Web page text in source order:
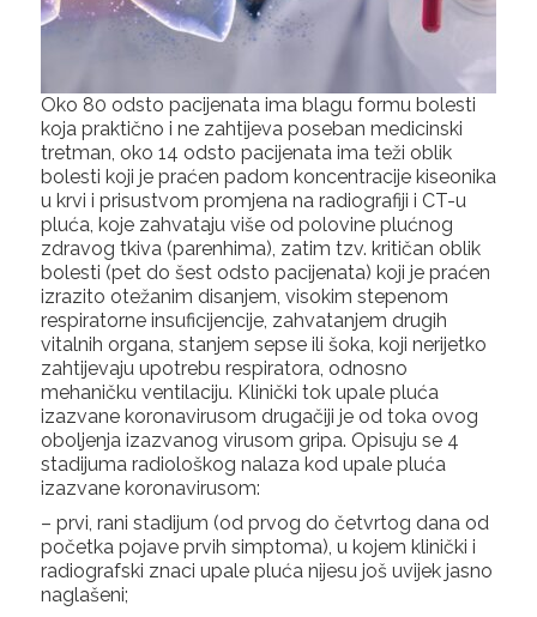
Oko 80 odsto pacijenata ima blagu formu bolesti
koja praktično i ne zahtijeva poseban medicinski
tretman, oko 14 odsto pacijenata ima teži oblik
bolesti koji je praćen padom koncentracije kiseonika
u krvi i prisustvom promjena na radiografiji i CT-u
pluća, koje zahvataju više od polovine plućnog
zdravog tkiva (parenhima), zatim tzv. kritičan oblik
bolesti (pet do šest odsto pacijenata) koji je praćen
izrazito otežanim disanjem, visokim stepenom
respiratorne insuficijencije, zahvatanjem drugih
vitalnih organa, stanjem sepse ili šoka, koji nerijetko
zahtijevaju upotrebu respiratora, odnosno
mehaničku ventilaciju. Klinički tok upale pluća
izazvane koronavirusom drugačiji je od toka ovog
oboljenja izazvanog virusom gripa. Opisuju se 4
stadijuma radiološkog nalaza kod upale pluća
izazvane koronavirusom:
– prvi, rani stadijum (od prvog do četvrtog dana od
početka pojave prvih simptoma), u kojem klinički i
radiografski znaci upale pluća nijesu još uvijek jasno
naglašeni;